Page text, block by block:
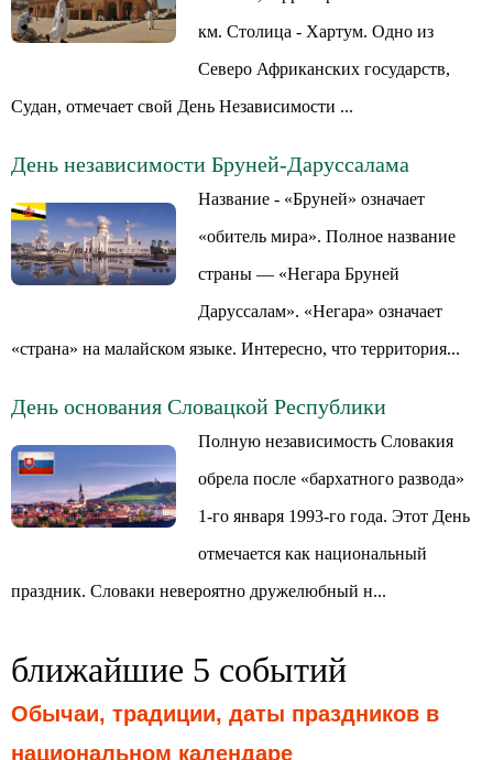
км. Столица - Хартум. Одно из
Северо Африканских государств,
Судан, отмечает свой День Независимости ...
День независимости Бруней-Даруссалама
Название - «Бруней» означает
«обитель мира». Полное название
страны — «Негара Бруней
Даруссалам». «Негара» означает
«страна» на малайском языке. Интересно, что территория...
День основания Словацкой Республики
Полную независимость Словакия
обрела после «бархатного развода»
1-го января 1993-го года. Этот День
отмечается как национальный
праздник. Словаки невероятно дружелюбный н...
ближайшие 5 событий
Обычаи, традиции, даты праздников в
национальном календаре